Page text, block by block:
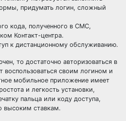
придумать логин, сложный
кода, полученного в СМС,
Контакт-центра.
к дистанционному обслуживанию.
то достаточно авторизоваться в
воспользоваться своим логином и
мобильное приложение имеет
и легкость установки,
пальца или коду доступа,
высоким ставкам.